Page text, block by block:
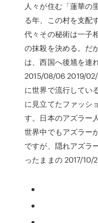
人々が住む「蓮華の
る年、この村を支配
代々その秘術は一子
の抹殺を決める。だ
は、西国へ後馗を連
2015/08/06 2019/
に世界で流行してい
に見立てたファッシ
す。日本のアズラー
世界中でもアズラー
ですが、隠れアズラ
ったままの 2017/